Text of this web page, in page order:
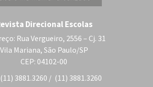
Direcional Escolas
Rua Vergueiro, 2556 – Cj. 31
Vila Mariana, São Paulo/SP
CEP: 04102-00
3881.3260 / (11) 3881.3260